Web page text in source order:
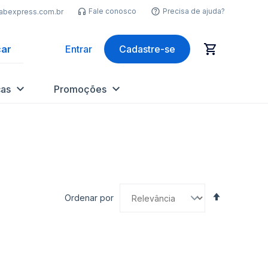
Fale conosco Precisa de ajuda?
Entrar Cadastre-se
Promoções
Ordenar por